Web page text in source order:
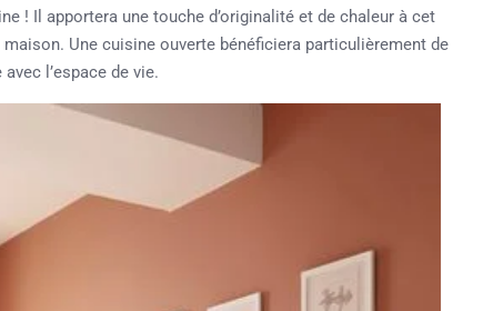
! Il apportera une touche d’originalité et de chaleur à cet
Une cuisine ouverte bénéficiera particulièrement de
l’espace de vie.